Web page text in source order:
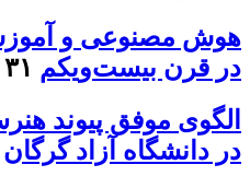
هوش مصنوعی و
در قرن بیست‌ویکم ۳۱ تیر ۱۴۰۵ - ۲۲:۳۰
الگوی موفق پیوند
در دانشگاه آزاد گرگان